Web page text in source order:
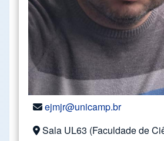
ejmjr@unicamp.br
Sala UL63 (Faculdade de